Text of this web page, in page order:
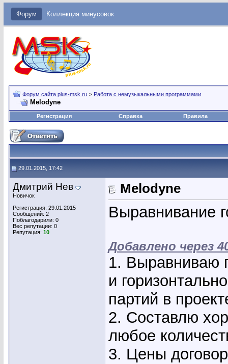
Форум Коллекция минусовок
Форум сайта plus-msk.ru > Работа с немузыкальными программами
Melodyne
Регистрация Справка Правила
29.01.2015, 17:42
Дмитрий Нев
Новичок
Регистрация: 29.01.2015
Сообщений: 2
Поблагодарили: 0
Вес репутации: 0
Репутация: 10
Melodyne
Выравнивание
Добавлено через
1. Выравниваю
и
партий в
2. Составлю
любое
3. Цены